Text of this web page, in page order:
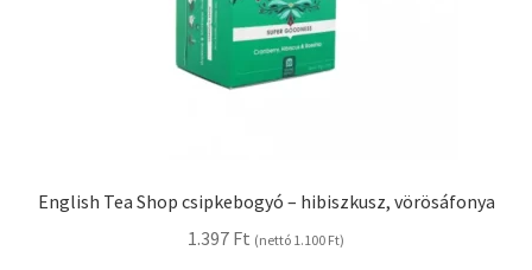
English Tea Shop csipkebogyó – hibiszkusz, vörösáfonya
1.397 Ft (nettó 1.100 Ft)